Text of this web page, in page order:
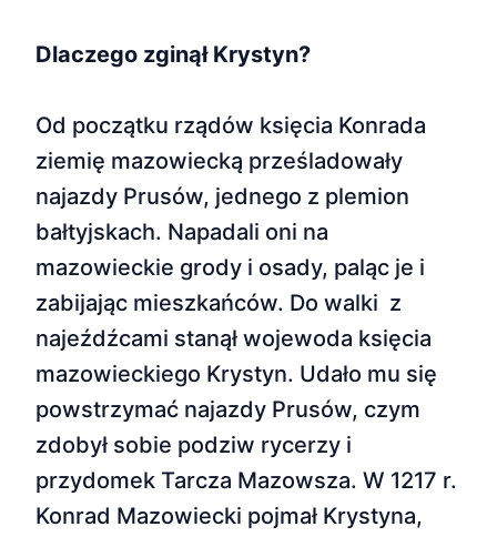
Dlaczego zginął Krystyn?
Od początku rządów księcia Konrada
ziemię mazowiecką prześladowały
najazdy Prusów, jednego z plemion
bałtyjskach. Napadali oni na
mazowieckie grody i osady, paląc je i
zabijając mieszkańców. Do walki z
najeźdźcami stanął wojewoda księcia
mazowieckiego Krystyn. Udało mu się
powstrzymać najazdy Prusów, czym
zdobył sobie podziw rycerzy i
przydomek Tarcza Mazowsza. W 1217 r.
Konrad Mazowiecki pojmał Krystyna,